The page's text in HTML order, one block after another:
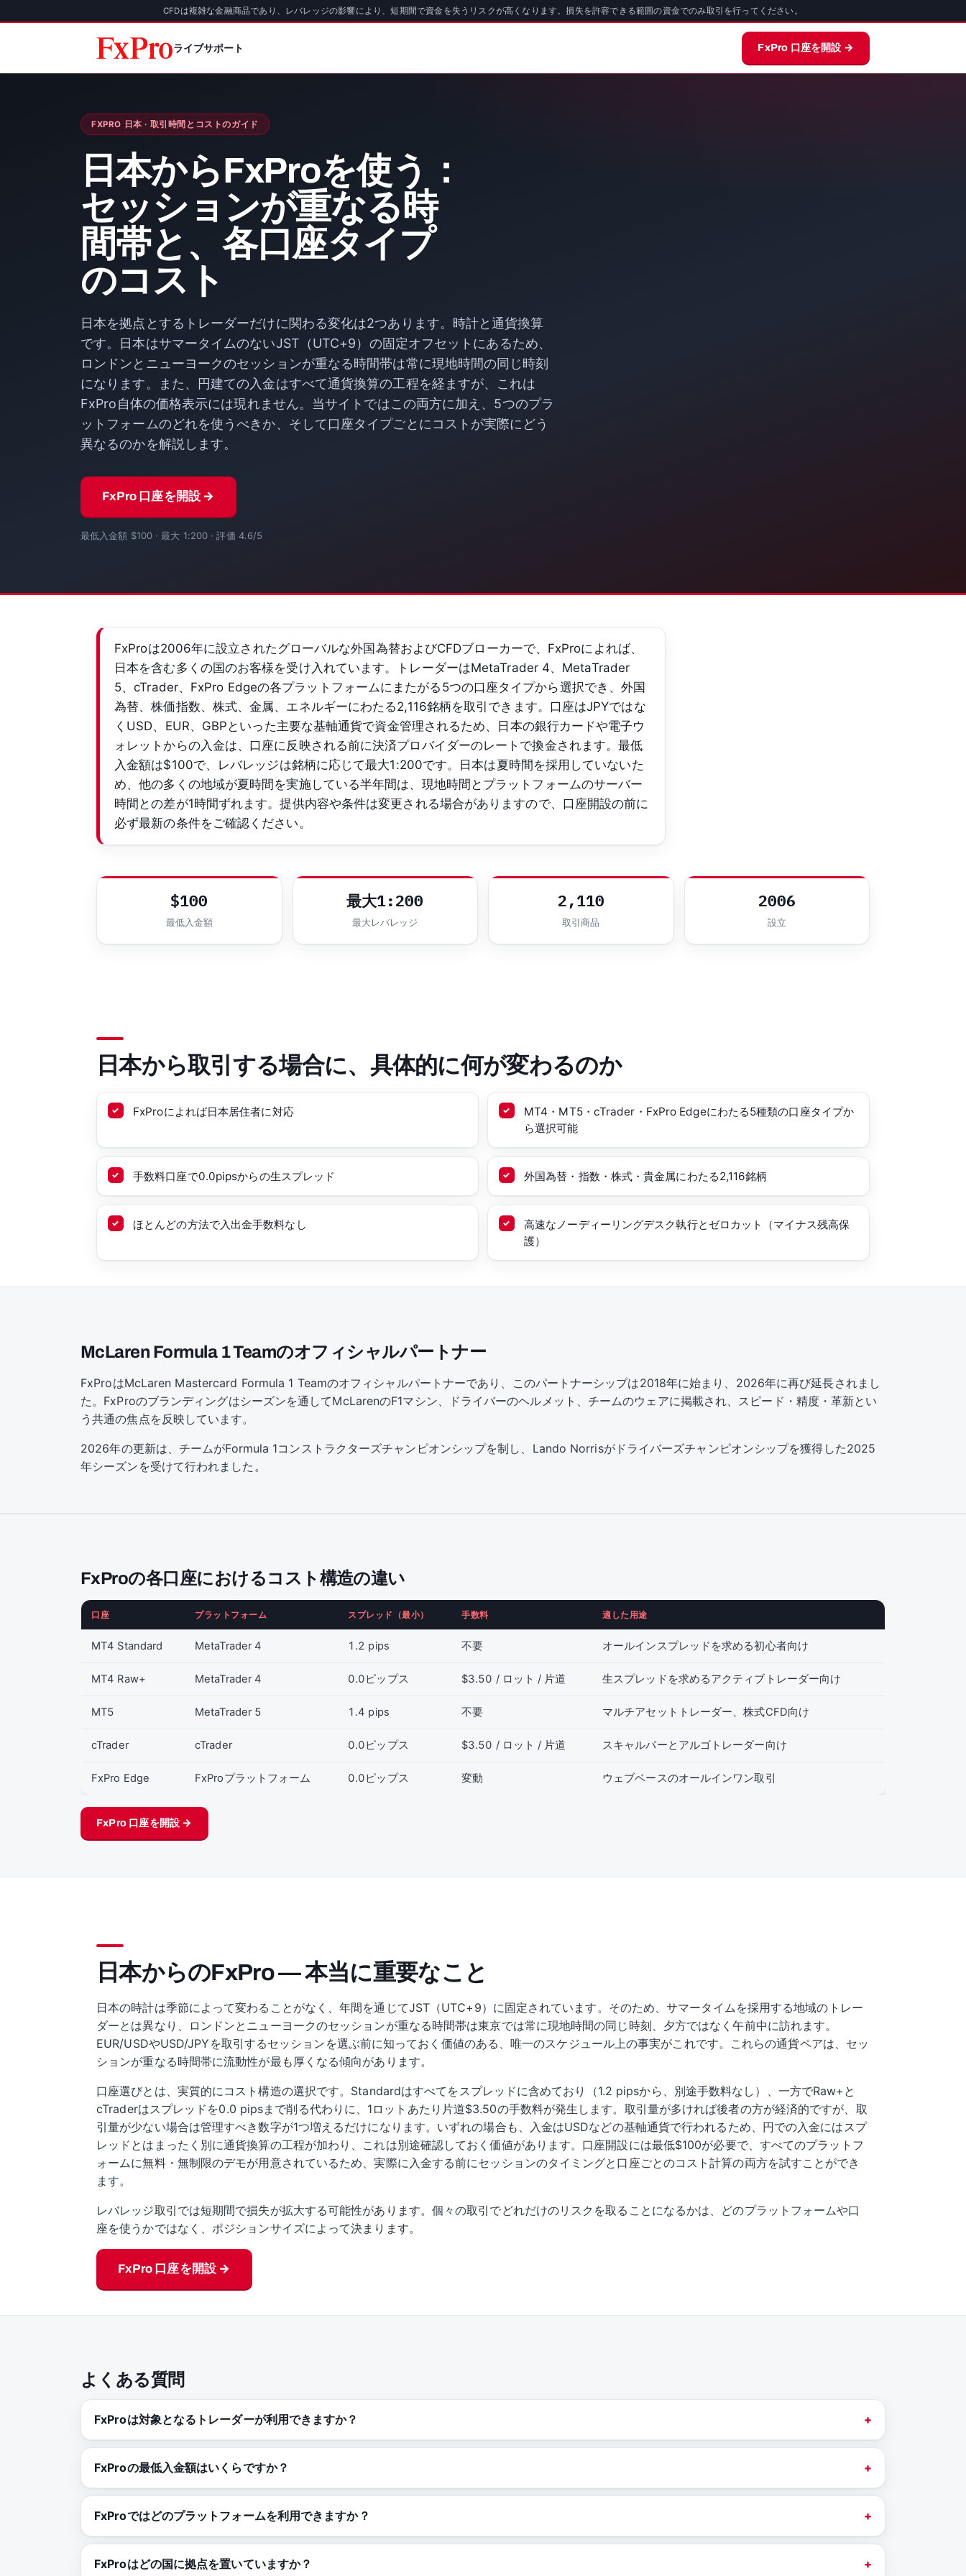
CFDは複雑な金融商品であり、レバレッジの影響により、短期間で資金を失うリスクが高くなります。損失を許容できる範囲の資金でのみ取引を行ってください。
ライブサポート FxPro 口座を開設 →
FXPRO 日本 · 取引時間とコストのガイド
日本からFxProを使う：
セッションが重なる時
間帯と、各口座タイプ
のコスト
日本を拠点とするトレーダーだけに関わる変化は2つあります。時計と通貨換算
です。日本はサマータイムのないJST（UTC+9）の固定オフセットにあるため、
ロンドンとニューヨークのセッションが重なる時間帯は常に現地時間の同じ時刻
になります。また、円建ての入金はすべて通貨換算の工程を経ますが、これは
FxPro自体の価格表示には現れません。当サイトではこの両方に加え、5つのプラ
ットフォームのどれを使うべきか、そして口座タイプごとにコストが実際にどう
異なるのかを解説します。
FxPro 口座を開設 →
最低入金額 $100 · 最大 1:200 · 評価 4.6/5
FxProは2006年に設立されたグローバルな外国為替およびCFDブローカーで、FxProによれば、
日本を含む多くの国のお客様を受け入れています。トレーダーはMetaTrader 4、MetaTrader
5、cTrader、FxPro Edgeの各プラットフォームにまたがる5つの口座タイプから選択でき、外国
為替、株価指数、株式、金属、エネルギーにわたる2,116銘柄を取引できます。口座はJPYではな
くUSD、EUR、GBPといった主要な基軸通貨で資金管理されるため、日本の銀行カードや電子ウ
ォレットからの入金は、口座に反映される前に決済プロバイダーのレートで換金されます。最低
入金額は$100で、レバレッジは銘柄に応じて最大1:200です。日本は夏時間を採用していないた
め、他の多くの地域が夏時間を実施している半年間は、現地時間とプラットフォームのサーバー
時間との差が1時間ずれます。提供内容や条件は変更される場合がありますので、口座開設の前に
必ず最新の条件をご確認ください。
$100
最低入金額
最大1:200
最大レバレッジ
2,110
取引商品
2006
設立
日本から取引する場合に、具体的に何が変わるのか
FxProによれば日本居住者に対応
MT4・MT5・cTrader・FxPro Edgeにわたる5種類の口座タイプか
ら選択可能
手数料口座で0.0pipsからの生スプレッド 外国為替・指数・株式・貴金属にわたる2,116銘柄
ほとんどの方法で入出金手数料なし
高速なノーディーリングデスク執行とゼロカット（マイナス残高保
護）
McLaren Formula 1 Teamのオフィシャルパートナー
FxProはMcLaren Mastercard Formula 1 Teamのオフィシャルパートナーであり、このパートナーシップは2018年に始まり、2026年に再び延長されまし
た。FxProのブランディングはシーズンを通してMcLarenのF1マシン、ドライバーのヘルメット、チームのウェアに掲載され、スピード・精度・革新とい
う共通の焦点を反映しています。
2026年の更新は、チームがFormula 1コンストラクターズチャンピオンシップを制し、Lando Norrisがドライバーズチャンピオンシップを獲得した2025
年シーズンを受けて行われました。
FxProの各口座におけるコスト構造の違い
口座 プラットフォーム スプレッド（最小） 手数料 適した用途
MT4 Standard MetaTrader 4 1.2 pips 不要 オールインスプレッドを求める初心者向け
MT4 Raw+ MetaTrader 4 0.0ピップス $3.50 / ロット / 片道 生スプレッドを求めるアクティブトレーダー向け
MT5 MetaTrader 5 1.4 pips 不要 マルチアセットトレーダー、株式CFD向け
cTrader cTrader 0.0ピップス $3.50 / ロット / 片道 スキャルパーとアルゴトレーダー向け
FxPro Edge FxProプラットフォーム 0.0ピップス 変動 ウェブベースのオールインワン取引
FxPro 口座を開設 →
日本からのFxPro — 本当に重要なこと
日本の時計は季節によって変わることがなく、年間を通じてJST（UTC+9）に固定されています。そのため、サマータイムを採用する地域のトレー
ダーとは異なり、ロンドンとニューヨークのセッションが重なる時間帯は東京では常に現地時間の同じ時刻、夕方ではなく午前中に訪れます。
EUR/USDやUSD/JPYを取引するセッションを選ぶ前に知っておく価値のある、唯一のスケジュール上の事実がこれです。これらの通貨ペアは、セッ
ションが重なる時間帯に流動性が最も厚くなる傾向があります。
口座選びとは、実質的にコスト構造の選択です。Standardはすべてをスプレッドに含めており（1.2 pipsから、別途手数料なし）、一方でRaw+と
cTraderはスプレッドを0.0 pipsまで削る代わりに、1ロットあたり片道$3.50の手数料が発生します。取引量が多ければ後者の方が経済的ですが、取
引量が少ない場合は管理すべき数字が1つ増えるだけになります。いずれの場合も、入金はUSDなどの基軸通貨で行われるため、円での入金にはスプ
レッドとはまったく別に通貨換算の工程が加わり、これは別途確認しておく価値があります。口座開設には最低$100が必要で、すべてのプラットフ
ォームに無料・無制限のデモが用意されているため、実際に入金する前にセッションのタイミングと口座ごとのコスト計算の両方を試すことができ
ます。
レバレッジ取引では短期間で損失が拡大する可能性があります。個々の取引でどれだけのリスクを取ることになるかは、どのプラットフォームや口
座を使うかではなく、ポジションサイズによって決まります。
FxPro 口座を開設 →
よくある質問
FxProは対象となるトレーダーが利用できますか？
FxProの最低入金額はいくらですか？
FxProではどのプラットフォームを利用できますか？
FxProはどの国に拠点を置いていますか？